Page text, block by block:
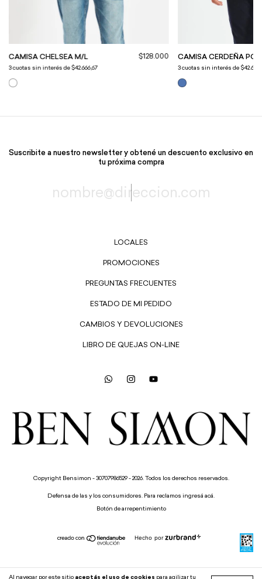
Al navegar por este sitio aceptás el uso de cookies para agilizar tu
CAMISA CHELSEA M/L $128.000
3cuotas sin interés de$42.666,67
CAMISA CERDEÑA
3 cuotas sin interés de
Suscribite a nuestro newsletter y obtené un descuento exclusivo en
tu próxima compra
LOCALES
PROMOCIONES
PREGUNTAS FRECUENTES
ESTADO DE MI PEDIDO
CAMBIOS Y DEVOLUCIONES
LIBRO DE QUEJAS ON-LINE
Copyright Bensimon - 30707986529 - 2026. Todos los derechos reservados.
Defensa de las y los consumidores. Para reclamos ingresá acá.
Botón de arrepentimiento
Hecho por